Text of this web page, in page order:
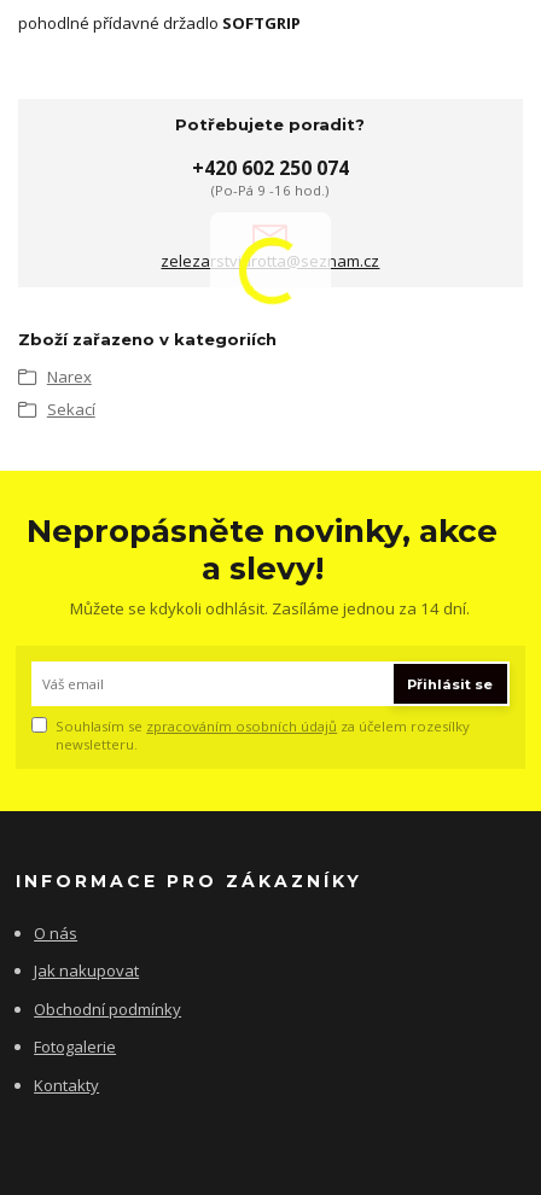
pohodlné přídavné držadlo SOFTGRIP
Potřebujete poradit?
+420 602 250 074
(Po-Pá 9 -16 hod.)
zelezarstviurotta@seznam.cz
Zboží zařazeno v kategoriích
Narex
Sekací
Nepropásněte novinky, akce
a slevy!
Můžete se kdykoli odhlásit. Zasíláme jednou za 14 dní.
Přihlásit se
Souhlasím se zpracováním osobních údajů za účelem rozesílky
newsletteru.
INFORMACE PRO ZÁKAZNÍKY
O nás
Jak nakupovat
Obchodní podmínky
Fotogalerie
Kontakty